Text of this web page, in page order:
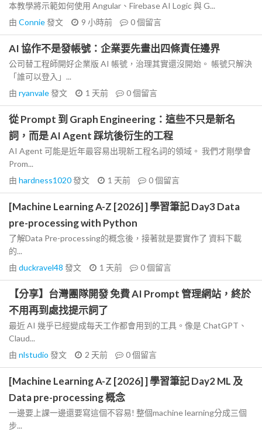
本教學將示範如何使用 Angular、Firebase AI Logic 與 G...
由 Connie發文 9 小時前 0個留言
AI 協作不是發帳號：企業要先畫出四條責任邊界
公司替工程師開好企業版 AI 帳號，治理其實還沒開始。 帳號只解決
「誰可以登入」...
由 ryanvale發文 1 天前 0個留言
從 Prompt 到 Graph Engineering：這些不只是新名
詞，而是 AI Agent 踩坑後衍生的工程
AI Agent 可能是近年最容易出現新工程名詞的領域。 我們才剛學會
Prom...
由 hardness1020發文 1 天前 0個留言
[Machine Learning A-Z [2026] ] 學習筆記 Day3 Data
pre-processing with Python
了解Data Pre-processing的概念後，接著就是要實作了 資料下載
的...
由 duckravel48 發文 1 天前 0個留言
【分享】台灣團隊開發 免費 AI Prompt 管理網站，終於
不用再到處找提示詞了
最近 AI 幾乎已經變成每天工作都會用到的工具。像是 ChatGPT、
Claud...
由 nlstudio 發文 2 天前 0個留言
[Machine Learning A-Z [2026] ] 學習筆記 Day2 ML 及
Data pre-processing 概念
一邊要上課一邊還要寫這個不容易! 整個machine learning分成三個
步...